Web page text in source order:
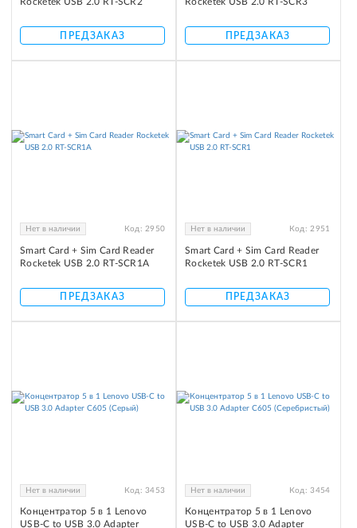
ПРЕДЗАКАЗ ПРЕДЗАКАЗ
Нет в наличии Код: 2950
Smart Card + Sim Card Reader
Rocketek USB 2.0 RT-SCR1A
ПРЕДЗАКАЗ
Нет в наличии Код: 2951
Smart Card + Sim Card Reader
Rocketek USB 2.0 RT-SCR1
ПРЕДЗАКАЗ
Нет в наличии Код: 3453
Концентратор 5 в 1 Lenovo
USB-C to USB 3.0 Adapter
Нет в наличии Код: 3454
Концентратор 5 в 1 Lenovo
USB-C to USB 3.0 Adapter